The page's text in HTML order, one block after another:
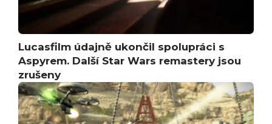
Lucasfilm údajně ukončil spolupráci s
Aspyrem. Další Star Wars remastery jsou
zrušeny